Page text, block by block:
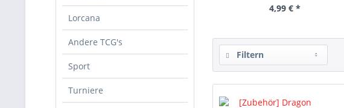
Lorcana
Andere TCG's
Sport
Turniere
4,99 € *
Filtern